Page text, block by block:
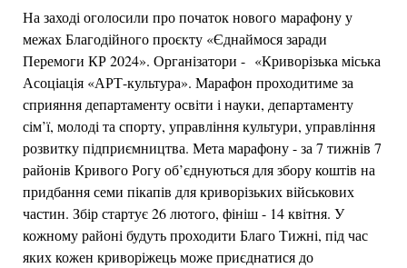
На заході оголосили про початок нового марафону у
межах Благодійного проєкту «Єднаймося заради
Перемоги КР 2024». Організатори - «Криворізька міська
Асоціація «АРТ-культура». Марафон проходитиме за
сприяння департаменту освіти і науки, департаменту
сім’ї, молоді та спорту, управління культури, управління
розвитку підприємництва. Мета марафону - за 7 тижнів 7
районів Кривого Рогу об’єднуються для збору коштів на
придбання семи пікапів для криворізьких військових
частин. Збір стартує 26 лютого, фініш - 14 квітня. У
кожному районі будуть проходити Благо Тижні, під час
яких кожен криворіжець може приєднатися до